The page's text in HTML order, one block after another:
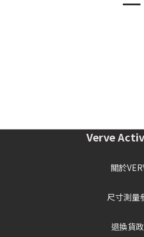
Verve
關於
尺寸測量
退換貨